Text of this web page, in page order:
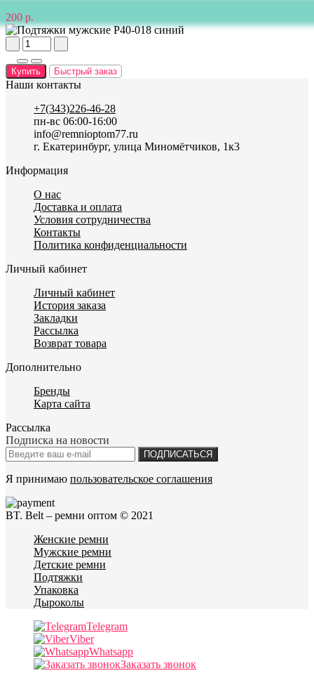
200 р.
Купить Быстрый заказ
Наши контакты
+7(343)226-46-28
пн-вс 06:00-16:00
info@remnioptom77.ru
г. Екатеринбург, улица Миномётчиков, 1к3
Информация
О нас
Доставка и оплата
Условия сотрудничества
Контакты
Политика конфиденциальности
Личный кабинет
Личный кабинет
История заказа
Закладки
Рассылка
Возврат товара
Дополнительно
Бренды
Карта сайта
Рассылка
Подписка на новости
ПОДПИСАТЬСЯ
Я принимаю пользовательское соглашения
BT. Belt – ремни оптом © 2021
Женские ремни
Мужские ремни
Детские ремни
Подтяжки
Упаковка
Дыроколы
Telegram
Viber
Whatsapp
Заказать звонок